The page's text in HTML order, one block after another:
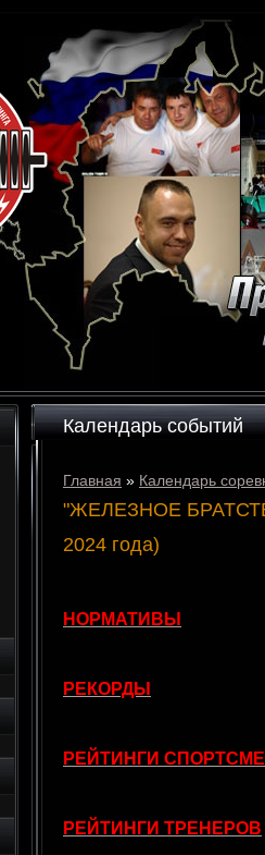
Календарь событий
Главная » Календарь
"ЖЕЛЕЗНОЕ
2024 года)
НОРМАТИВЫ
РЕКОРДЫ
РЕЙТИНГИ
РЕЙТИНГИ ТРЕНЕРОВ